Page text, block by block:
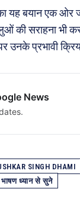
यह बयान एक ओर
सराहना भी
प्रभावी
News
SINGH DHAMI
भाषण ध्यान से सुने